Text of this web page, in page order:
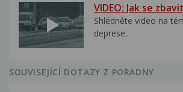
VIDEO: Jak se
Shlédněte video na
deprese..
SOUVISEJÍCÍ DOTAZY Z PORADNY